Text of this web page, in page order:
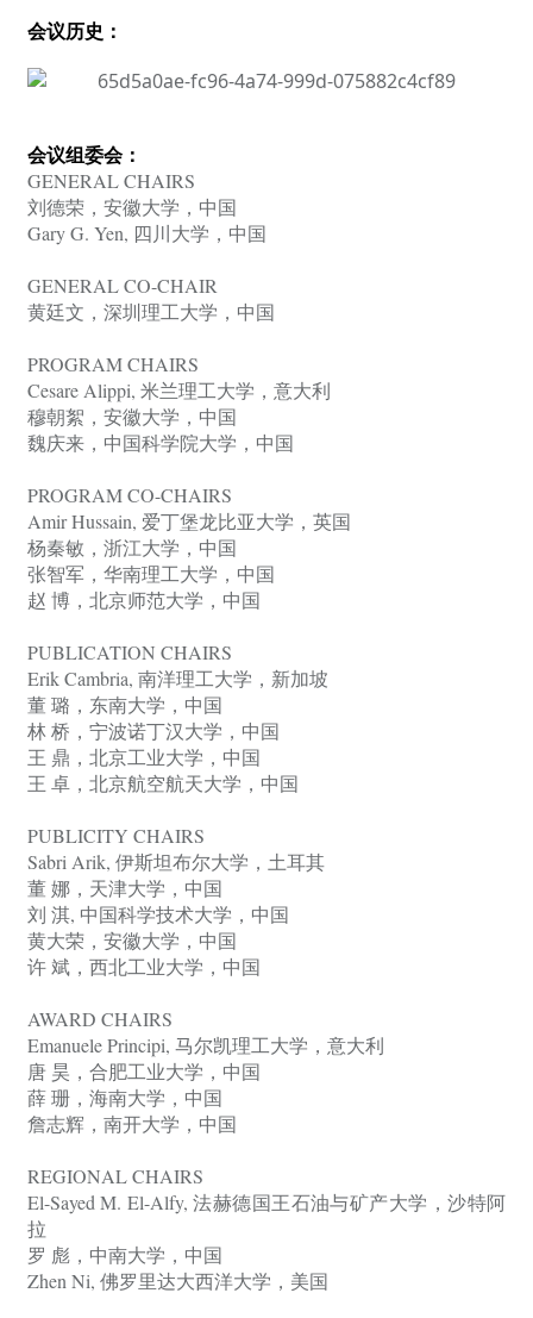
会议历史：
会议组委会：
GENERAL CHAIRS
刘德荣，安徽大学，中国
Gary G. Yen, 四川大学，中国
GENERAL CO-CHAIR
黄廷文，深圳理工大学，中国
PROGRAM CHAIRS
Cesare Alippi, 米兰理工大学，意大利
穆朝絮，安徽大学，中国
魏庆来，中国科学院大学，中国
PROGRAM CO-CHAIRS
Amir Hussain, 爱丁堡龙比亚大学，英国
杨秦敏，浙江大学，中国
张智军，华南理工大学，中国
赵 博，北京师范大学，中国
PUBLICATION CHAIRS
Erik Cambria, 南洋理工大学，新加坡
董 璐，东南大学，中国
林 桥，宁波诺丁汉大学，中国
王 鼎，北京工业大学，中国
王 卓，北京航空航天大学，中国
PUBLICITY CHAIRS
Sabri Arik, 伊斯坦布尔大学，土耳其
董 娜，天津大学，中国
刘 淇, 中国科学技术大学，中国
黄大荣，安徽大学，中国
许 斌，西北工业大学，中国
AWARD CHAIRS
Emanuele Principi, 马尔凯理工大学，意大利
唐 昊，合肥工业大学，中国
薛 珊，海南大学，中国
詹志辉，南开大学，中国
REGIONAL CHAIRS
El-Sayed M. El-Alfy,法赫德国王石油与矿产大学，沙特阿
拉
罗 彪，中南大学，中国
Zhen Ni, 佛罗里达大西洋大学，美国